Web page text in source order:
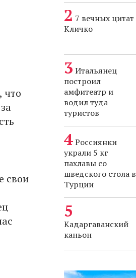
что
свои
7 вечных цитат
Кличко
Итальянец
построил
амфитеатр и
водил туда
туристов
Россиянки
украли 5 кг
пахлавы со
шведского стола в
Турции
Кадаргаванский
каньон